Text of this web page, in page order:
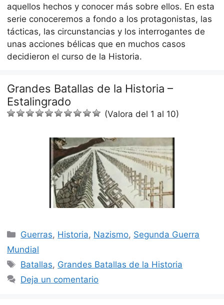
aquellos hechos y conocer más sobre ellos. En esta
serie conoceremos a fondo a los protagonistas, las
tácticas, las circunstancias y los interrogantes de
unas acciones bélicas que en muchos casos
decidieron el curso de la Historia.
Grandes Batallas de la Historia –
Estalingrado
(Valora del 1 al 10)
Categorías
Guerras, Historia, Nazismo, Segunda Guerra
Mundial
Etiquetas
Batallas, Grandes Batallas de la Historia
Deja un comentario